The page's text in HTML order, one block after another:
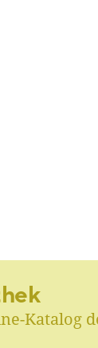
Katalog